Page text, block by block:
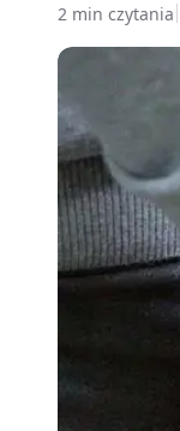
2 min czytania